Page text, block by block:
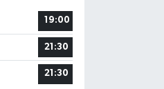
19:00
21:30
21:30